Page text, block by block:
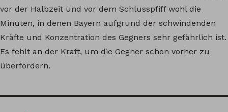
vor der Halbzeit und vor dem Schlusspfiff wohl die
Minuten, in denen Bayern aufgrund der schwindenden
Kräfte und Konzentration des Gegners sehr gefährlich ist.
Es fehlt an der Kraft, um die Gegner schon vorher zu
überfordern.